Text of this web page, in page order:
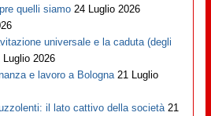
quelli siamo 24 Luglio 2026
universale e la caduta (degli
Luglio 2026
e lavoro a Bologna 21 Luglio
il lato cattivo della società 21